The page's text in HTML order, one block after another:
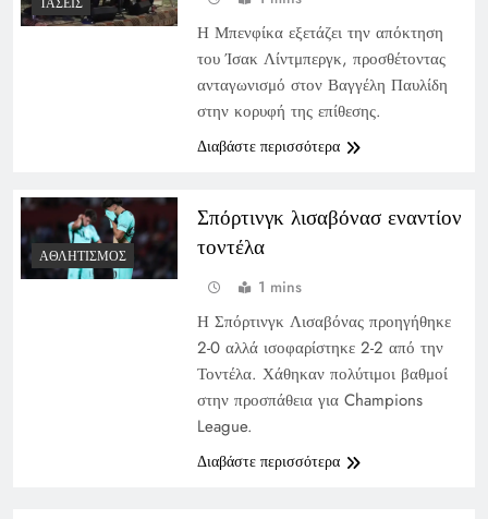
Η Μπενφίκα εξετάζει την απόκτηση
του Ίσακ Λίντμπεργκ, προσθέτοντας
ανταγωνισμό στον Βαγγέλη Παυλίδη
στην κορυφή της επίθεσης.
Διαβάστε περισσότερα
ΑΘΛΗΤΙΣΜΌΣ
Σπόρτινγκ λισαβόνασ εναντίον
τοντέλα
1 mins
Η Σπόρτινγκ Λισαβόνας προηγήθηκε
2-0 αλλά ισοφαρίστηκε 2-2 από την
Τοντέλα. Χάθηκαν πολύτιμοι βαθμοί
στην προσπάθεια για Champions
League.
Διαβάστε περισσότερα